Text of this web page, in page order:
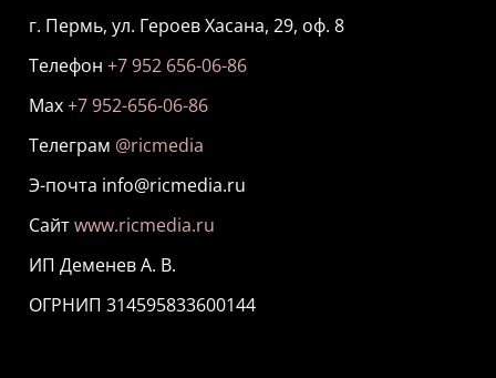
г. Пермь, ул. Героев Хасана, 29, оф. 8
Телефон +7 952 656-06-86
Мах+7 952-656-06-86
Телеграм @ricmedia
Э-почта info@ricmedia.ru
Сайтwww.ricmedia.ru
ИП Деменев А. В.
ОГРНИП 314595833600144